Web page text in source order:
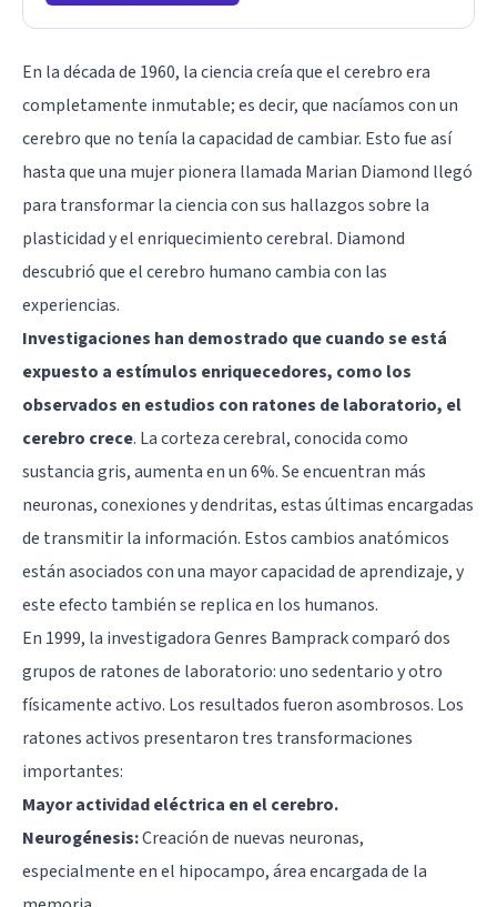
En la década de 1960, la ciencia creía que el cerebro era
completamente inmutable; es decir, que nacíamos con un
cerebro que no tenía la capacidad de cambiar. Esto fue así
hasta que una mujer pionera llamada Marian Diamond llegó
para transformar la ciencia con sus hallazgos sobre la
plasticidad y el enriquecimiento cerebral. Diamond
descubrió que el cerebro humano cambia con las
experiencias.
Investigaciones han demostrado que cuando se está
expuesto a estímulos enriquecedores, como los
observados en estudios con ratones de laboratorio, el
cerebro crece. La corteza cerebral, conocida como
sustancia gris, aumenta en un 6%. Se encuentran más
neuronas, conexiones y dendritas, estas últimas encargadas
de transmitir la información. Estos cambios anatómicos
están asociados con una mayor capacidad de aprendizaje, y
este efecto también se replica en los humanos.
En 1999, la investigadora Genres Bamprack comparó dos
grupos de ratones de laboratorio: uno sedentario y otro
físicamente activo. Los resultados fueron asombrosos. Los
ratones activos presentaron tres transformaciones
importantes:
Mayor actividad eléctrica en el cerebro.
Neurogénesis:Creación de nuevas neuronas,
especialmente en el hipocampo, área encargada de la